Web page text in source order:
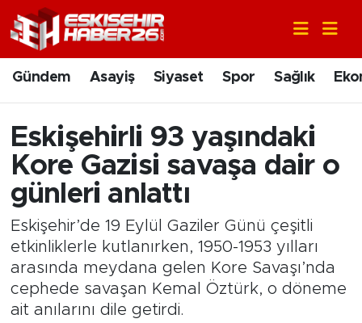
Gündem Asayiş Siyaset Spor Sağlık
Eskişehirli 93 yaşındaki
Kore Gazisi savaşa dair o
günleri anlattı
Eskişehir’de 19 Eylül Gaziler Günü çeşitli
etkinliklerle kutlanırken, 1950-1953 yılları
arasında meydana gelen Kore Savaşı’nda
cephede savaşan Kemal Öztürk, o döneme
ait anılarını dile getirdi.
Gündem
Asayiş
Siyaset
Spor
Sağlık
Ekonomi
Eğitim
Nöbetçi Eczaneler
Hava Durumu
Trafik Durumu
Süper Lig Puan Durumu ve Fikstür
Tüm Manşetler
Son Dakika Haberleri
Haber Arşivi